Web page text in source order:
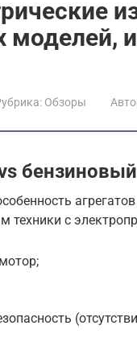
моделей,
Обзоры
бензиновый
техники с